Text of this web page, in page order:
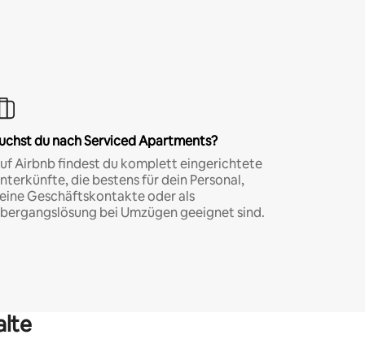
du nach Serviced Apartments?
Airbnb findest du komplett eingerichtete
die bestens für dein Personal,
Geschäftskontakte oder als
bei Umzügen geeignet sind.